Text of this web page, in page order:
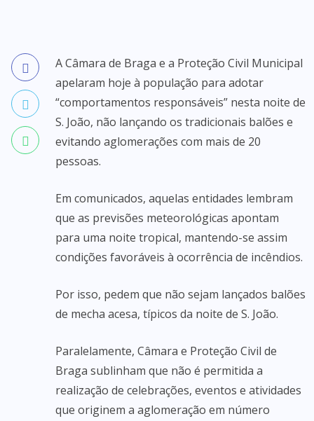
A Câmara de Braga e a Proteção Civil Municipal
apelaram hoje à população para adotar
“comportamentos responsáveis” nesta noite de
S. João, não lançando os tradicionais balões e
evitando aglomerações com mais de 20
pessoas.
Em comunicados, aquelas entidades lembram
que as previsões meteorológicas apontam
para uma noite tropical, mantendo-se assim
condições favoráveis à ocorrência de incêndios.
Por isso, pedem que não sejam lançados balões
de mecha acesa, típicos da noite de S. João.
Paralelamente, Câmara e Proteção Civil de
Braga sublinham que não é permitida a
realização de celebrações, eventos e atividades
que originem a aglomeração em número